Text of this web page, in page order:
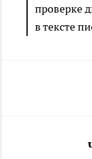
проверке
в тексте